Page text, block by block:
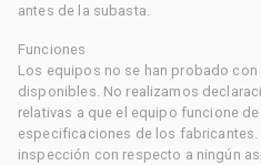
antes de la subasta.
Funciones
Los equipos no se han probado
disponibles. No realizamos
relativas a que el equipo funcione
especificaciones de los fabricantes.
inspección con respecto a ningún